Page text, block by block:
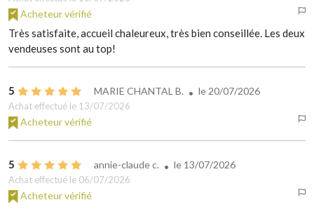
Acheteur vérifié
Très satisfaite, accueil chaleureux, très bien conseillée. Les deux
vendeuses sont au top!
5 MARIE CHANTAL B. le 20/07/2026
Achat effectué le 13/07/2026
Acheteur vérifié
5 annie-claude c. le 13/07/2026
Achat effectué le 06/07/2026
Acheteur vérifié